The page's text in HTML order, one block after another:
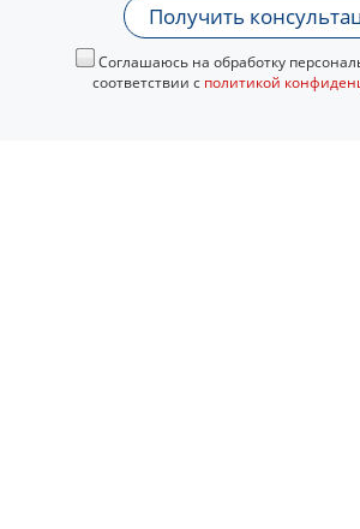
Получить
Соглашаюсь на обработку
соответствии с политикой